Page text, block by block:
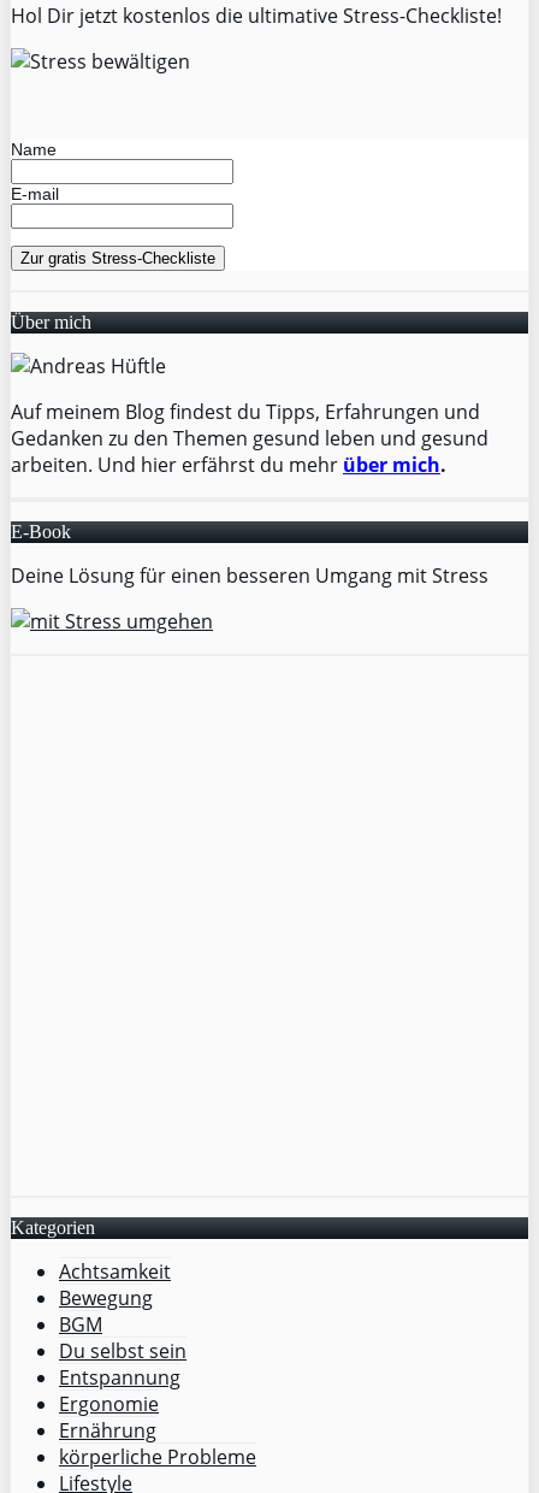
Hol Dir jetzt kostenlos die ultimative Stress-Checkliste!
Name
E-mail
Über mich
Auf meinem Blog findest du Tipps, Erfahrungen und
Gedanken zu den Themen gesund leben und gesund
arbeiten. Und hier erfährst du mehr über mich.
E-Book
Deine Lösung für einen besseren Umgang mit Stress
Kategorien
Achtsamkeit
Bewegung
BGM
Du selbst sein
Entspannung
Ergonomie
Ernährung
körperliche Probleme
Lifestyle